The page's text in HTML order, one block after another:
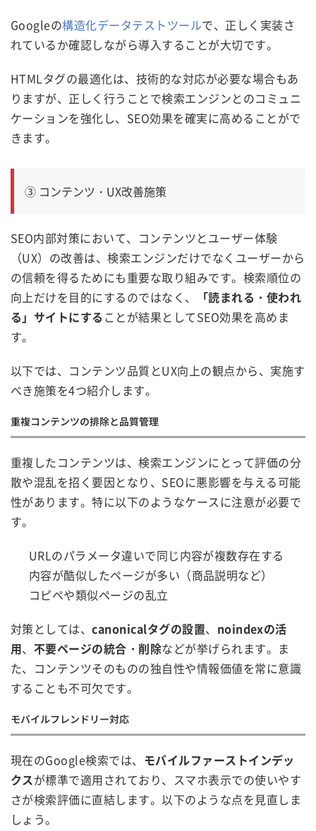
Googleの構造化データテストツールで、正しく実装さ
れているか確認しながら導入することが大切です。
HTMLタグの最適化は、技術的な対応が必要な場合もあ
りますが、正しく行うことで検索エンジンとのコミュニ
ケーションを強化し、SEO効果を確実に高めることがで
きます。
③ コンテンツ・UX改善施策
SEO内部対策において、コンテンツとユーザー体験
（UX）の改善は、検索エンジンだけでなくユーザーから
の信頼を得るためにも重要な取り組みです。検索順位の
向上だけを目的にするのではなく、
「読まれる・使われ
る」サイトにする ことが結果としてSEO効果を高めま
す。
以下では、コンテンツ品質とUX向上の観点から、実施す
べき施策を4つ紹介します。
重複コンテンツの排除と品質管理
重複したコンテンツは、検索エンジンにとって評価の分
散や混乱を招く要因となり、SEOに悪影響を与える可能
性があります。特に以下のようなケースに注意が必要で
す。
URLのパラメータ違いで同じ内容が複数存在する
内容が酷似したページが多い（商品説明など）
コピペや類似ページの乱立
対策としては、canonicalタグの設置、 noindexの活
用、 不要ページの統合・削除などが挙げられます。ま
た、コンテンツそのものの独自性や情報価値を常に意識
することも不可欠です。
モバイルフレンドリー対応
現在のGoogle検索では、 モバイルファーストインデッ
クスが標準で適用されており、スマホ表示での使いやす
さが検索評価に直結します。以下のような点を見直しま
しょう。